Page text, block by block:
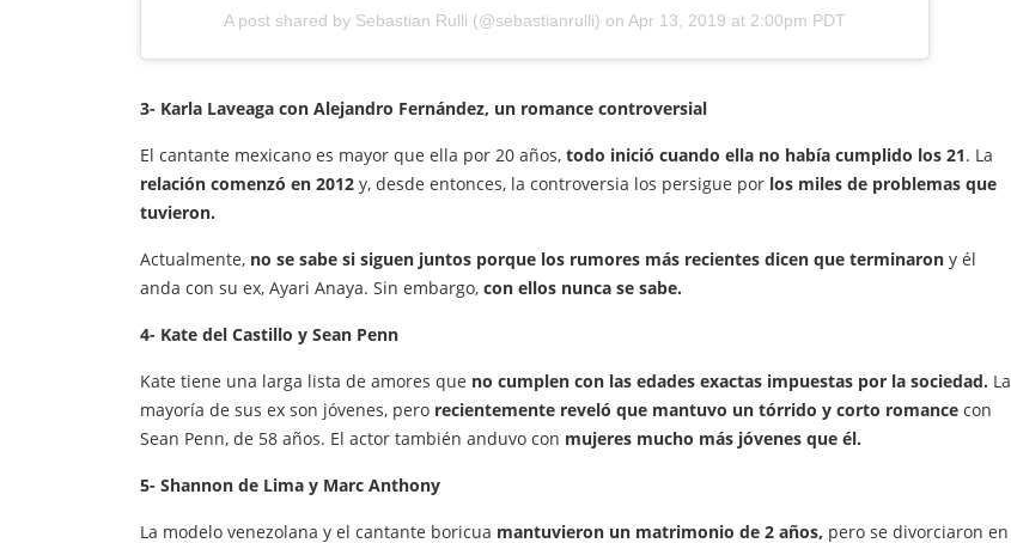
A post shared by Sebastian Rulli (@sebastianrulli) on Apr 13, 2019 at 2:00pm PDT
3- Karla Laveaga con Alejandro Fernández, un romance controversial
El cantante mexicano es mayor que ella por 20 años, todo inició cuando ella no había cumplido los 21. La
relación comenzó en 2012 y, desde entonces, la controversia los persigue por los miles de problemas que
tuvieron.
Actualmente, no se sabe si siguen juntos porque los rumores más recientes dicen que terminaron y él
anda con su ex, Ayari Anaya. Sin embargo, con ellos nunca se sabe.
4- Kate del Castillo y Sean Penn
Kate tiene una larga lista de amores que no cumplen con las edades exactas impuestas por la sociedad. La
mayoría de sus ex son jóvenes, pero recientemente reveló que mantuvo un tórrido y corto romance con
Sean Penn, de 58 años. El actor también anduvo con mujeres mucho más jóvenes que él.
5- Shannon de Lima y Marc Anthony
La modelo venezolana y el cantante boricua mantuvieron un matrimonio de 2 años, pero se divorciaron en